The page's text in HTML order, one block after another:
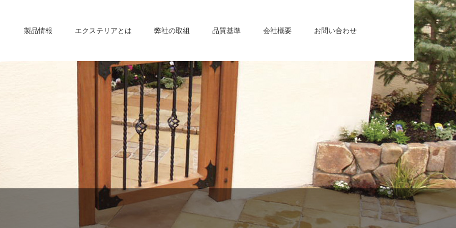
製品情報 エクステリアとは 弊社の取組 品質基準 会社概要 お問い合わせ